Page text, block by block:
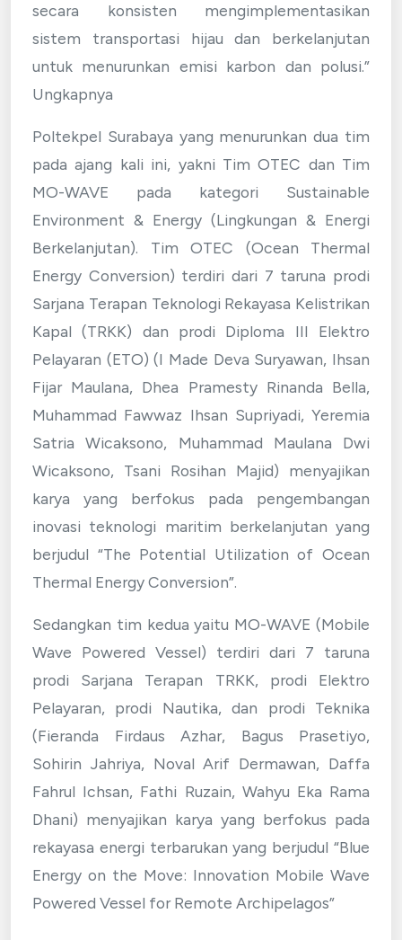
secara konsisten mengimplementasikan
sistem transportasi hijau dan berkelanjutan
untuk menurunkan emisi karbon dan polusi.”
Ungkapnya
Poltekpel Surabaya yang menurunkan dua tim
pada ajang kali ini, yakni Tim OTEC dan Tim
MO-WAVE pada kategori Sustainable
Environment & Energy (Lingkungan & Energi
Berkelanjutan). Tim OTEC (Ocean Thermal
Energy Conversion) terdiri dari 7 taruna prodi
Sarjana Terapan Teknologi Rekayasa Kelistrikan
Kapal (TRKK) dan prodi Diploma III Elektro
Pelayaran (ETO) (I Made Deva Suryawan, Ihsan
Fijar Maulana, Dhea Pramesty Rinanda Bella,
Muhammad Fawwaz Ihsan Supriyadi, Yeremia
Satria Wicaksono, Muhammad Maulana Dwi
Wicaksono, Tsani Rosihan Majid) menyajikan
karya yang berfokus pada pengembangan
inovasi teknologi maritim berkelanjutan yang
berjudul “The Potential Utilization of Ocean
Thermal Energy Conversion”.
Sedangkan tim kedua yaitu MO-WAVE (Mobile
Wave Powered Vessel) terdiri dari 7 taruna
prodi Sarjana Terapan TRKK, prodi Elektro
Pelayaran, prodi Nautika, dan prodi Teknika
(Fieranda Firdaus Azhar, Bagus Prasetiyo,
Sohirin Jahriya, Noval Arif Dermawan, Daffa
Fahrul Ichsan, Fathi Ruzain, Wahyu Eka Rama
Dhani) menyajikan karya yang berfokus pada
rekayasa energi terbarukan yang berjudul “Blue
Energy on the Move: Innovation Mobile Wave
Powered Vessel for Remote Archipelagos”